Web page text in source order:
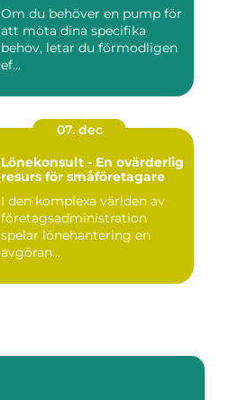
Om du behöver en pump för
att möta dina specifika
behov, letar du förmodligen
ef...
07. dec
Lönekonsult - En ovärderlig
resurs för småföretagare
I den komplexa världen av
företagsadministration
spelar lönehantering en
avgöran...